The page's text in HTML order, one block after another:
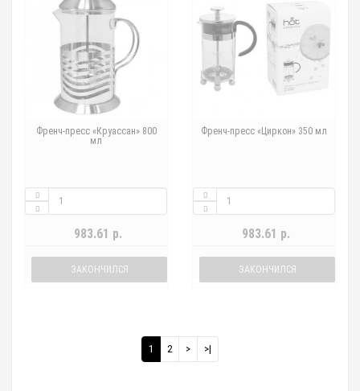
Френч-пресс «Круассан» 800
мл
983.61 р.
ЗАКОНЧИЛСЯ
Френч-пресс «Циркон» 350 мл
983.61 р.
ЗАКОНЧИЛСЯ
1 2 > >|